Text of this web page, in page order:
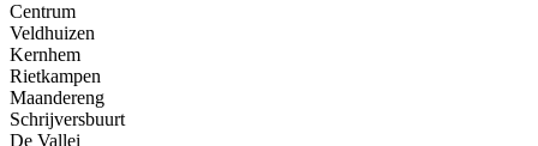
Centrum
Veldhuizen
Kernhem
Rietkampen
Maandereng
Schrijversbuurt
De Vallei